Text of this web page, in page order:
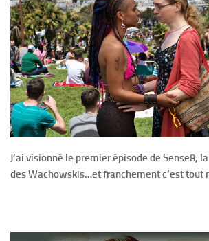
J’ai visionné le premier épisode de Sense8,
des Wachowskis…et franchement c’est tout